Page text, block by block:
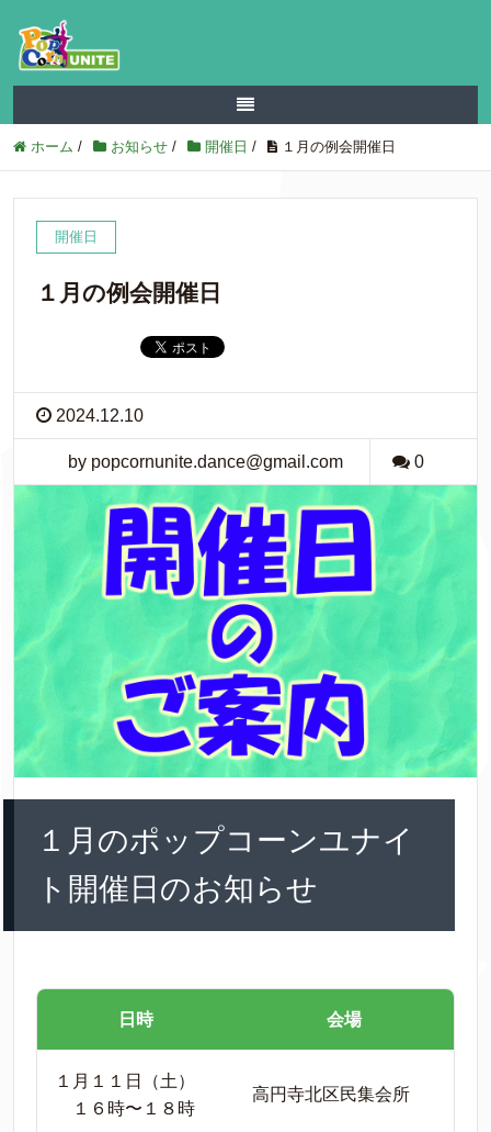
ホーム / お知らせ / 開催日 / １月の例会開催日
開催日
１月の例会開催日
2024.12.10
by popcornunite.dance@gmail.com 0
１月のポップコーンユナイ
ト開催日のお知らせ
日時 会場
１月１１日（土）
１６時〜１８時
高円寺北区民集会所